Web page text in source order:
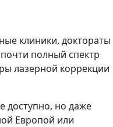
клиники, доктораты
полный спектр
лазерной коррекции
доступно, но даже
Европой или